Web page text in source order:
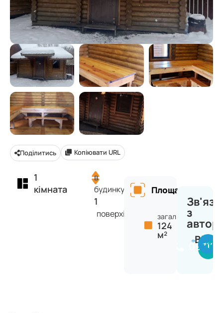
Поділитись Копіювати URL
1
кімната
в
будинку
1
поверхів
Площа
загальна:
124
м²
з